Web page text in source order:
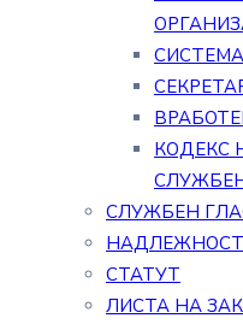
КОДЕКС
СЛУЖБЕН
СТАТУТ
ЛИСТА НА